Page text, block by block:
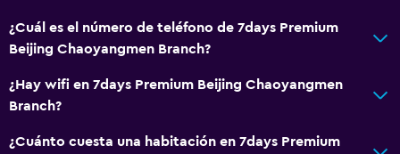
¿Cuál es el número de teléfono de 7days Premium
Beijing Chaoyangmen Branch?
¿Hay wifi en 7days Premium Beijing Chaoyangmen
Branch?
¿Cuánto cuesta una habitación en 7days Premium